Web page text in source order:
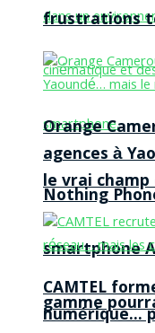
Nothing
smartphone
gamme
frustrations
Orange
agences à
le vrai
CAMTEL
numérique…